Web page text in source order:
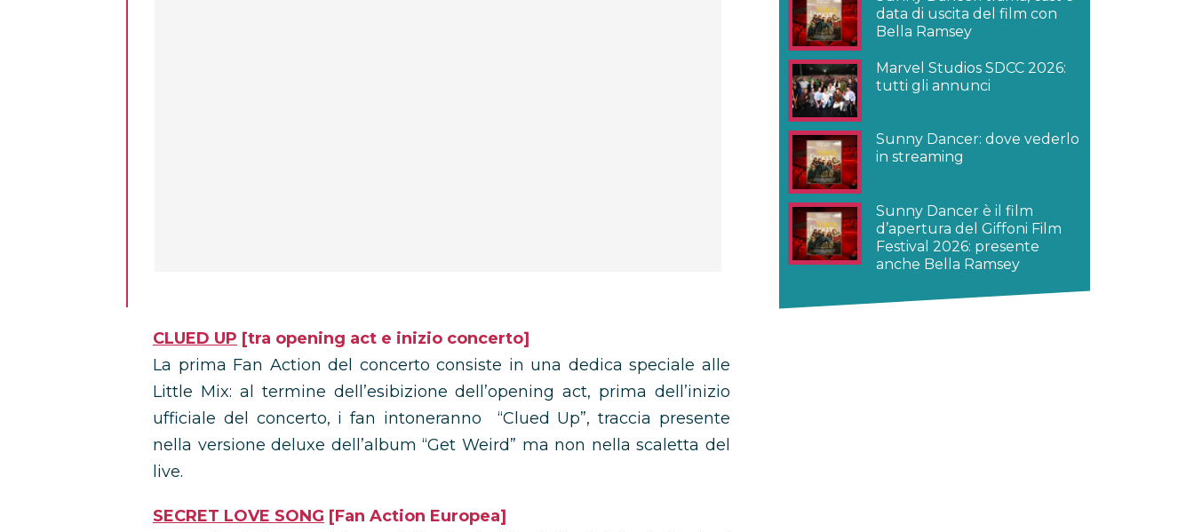
CLUED UP [tra opening act e inizio concerto]
La prima Fan Action del concerto consiste in una dedica speciale alle
Little Mix: al termine dell’esibizione dell’opening act, prima dell’inizio
ufficiale del concerto, i fan intoneranno “Clued Up”, traccia presente
nella versione deluxe dell’album “Get Weird” ma non nella scaletta del
live.
SECRET LOVE SONG [Fan Action Europea]
data di uscita del film con
Bella Ramsey
Marvel Studios SDCC 2026:
tutti gli annunci
Sunny Dancer: dove vederlo
in streaming
Sunny Dancer è il film
d’apertura del Giffoni Film
Festival 2026: presente
anche Bella Ramsey